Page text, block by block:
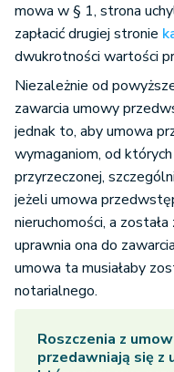
mowa w § 1, strona
zapłacić drugiej stronie
dwukrotności wartości
Niezależnie od
zawarcia umowy
jednak to, aby umowa
wymaganiom, od
przyrzeczonej,
jeżeli umowa
nieruchomości, a
uprawnia ona do
umowa ta musiałaby
notarialnego.
Roszczenia z
przedawniają się z